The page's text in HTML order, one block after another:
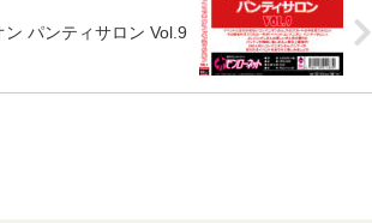
パンティサロン Vol.9